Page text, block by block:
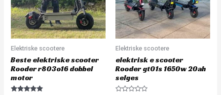
Elektriske scootere
Beste elektriske scooter
Rooder r803o16 dobbel
motor
Elektriske scootere
elektrisk e scooter
Rooder gt01s 1650w 20ah
selges